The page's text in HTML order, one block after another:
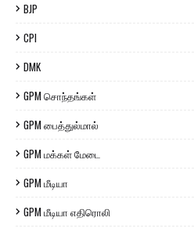
BJP
CPI
DMK
GPM சொந்தங்கள்
GPM பைத்துல்மால்
GPM மக்கள் மேடை
GPM மீடியா
GPM மீடியா எதிரொலி